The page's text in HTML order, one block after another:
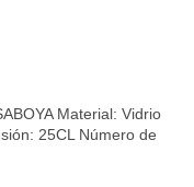
Material: Vidrio
25CL Número de